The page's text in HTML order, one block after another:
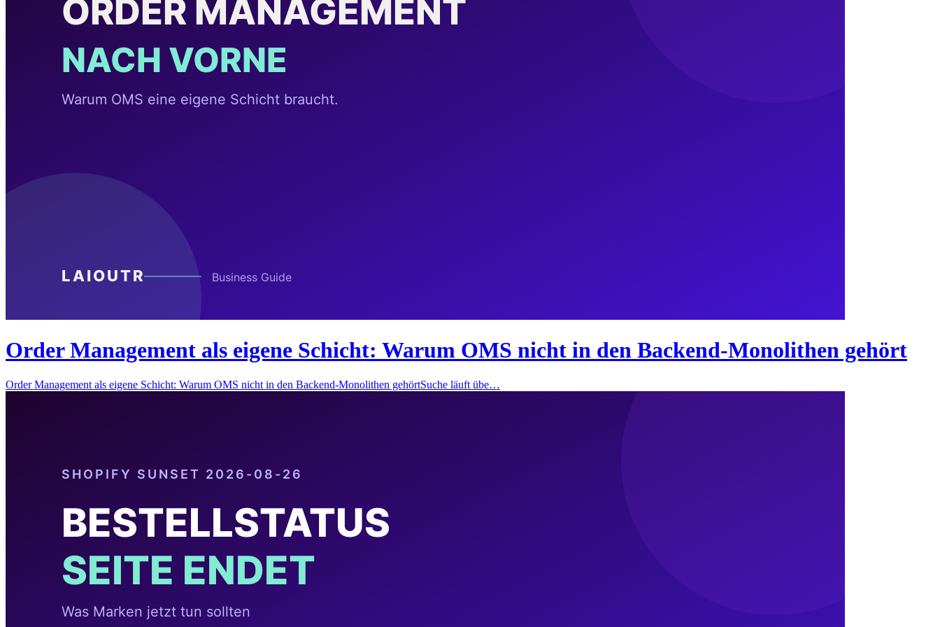
Order Management als eigene Schicht: Warum OMS nicht in den Backend-Monolithen gehört
Order Management als eigene Schicht: Warum OMS nicht in den Backend-Monolithen gehörtSuche läuft übe…